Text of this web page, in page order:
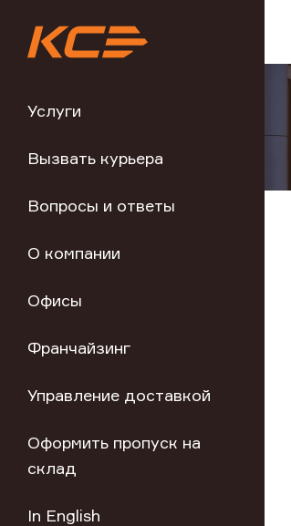
Услуги
Вызвать курьера
Вопросы и ответы
О компании
Офисы
Франчайзинг
Управление доставкой
Оформить пропуск на
склад
In English